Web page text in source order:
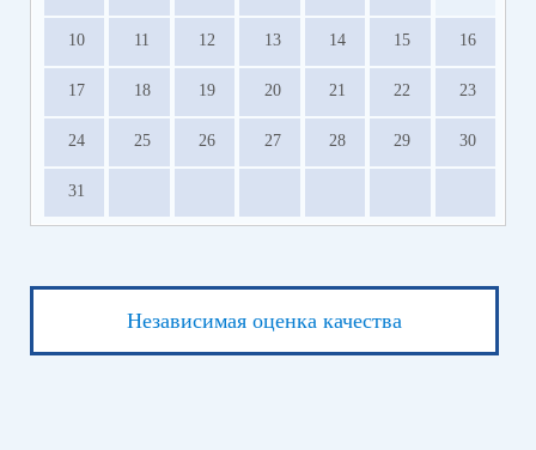
10 11 12 13 14 15 16
17 18 19 20 21 22 23
24 25 26 27 28 29 30
31
Независимая оценка качества